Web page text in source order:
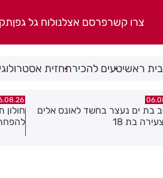
צרו קשרפרסם אצלנולוח גל גפן
ראשיטעים להכירתחזית
חולון תקבל 2.5 מיליון שקלים
זיהום האוויר מתחבורה
נעצר